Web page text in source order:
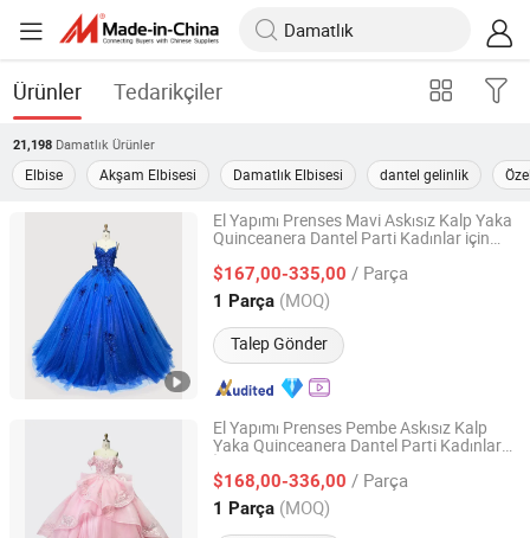
Ürünler Tedarikçiler
21,198 Damatlık Ürünler
Elbise Akşam Elbisesi Damatlık Elbisesi dantel gelinlik
El Yapımı Prenses Mavi Askısız Kalp Yaka
Quinceanera Dantel Parti Kadınlar için
Elbisesi Akşam Elbisesi Prom Elbisesi
$167,00-335,00 / Parça
1 Parça (MOQ)
Talep Gönder
Chaozhou City Snow Pear Fashion Co., Ltd.
Guangdong, China Fiyat 2026
El Yapımı Prenses Pembe Askısız Kalp
Yaka Quinceanera Dantel Parti Kadınlar
Elbisesi Mezuniyet Elbisesi
$168,00-336,00 / Parça
1 Parça (MOQ)
Chaozhou City Snow Pear Fashion Co., Ltd.
Guangdong, China Fiyat 2026